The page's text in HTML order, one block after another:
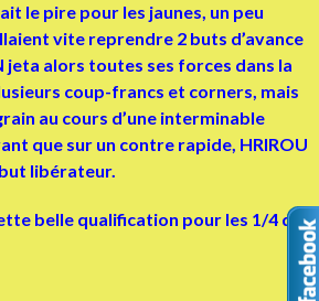
le pire pour les jaunes, un peu
vite reprendre 2 buts d’avance
jeta alors toutes ses forces dans la
coup-francs et corners, mais
au cours d’une interminable
que sur un contre rapide, HRIROU
libérateur.
belle qualification pour les 1/4 de